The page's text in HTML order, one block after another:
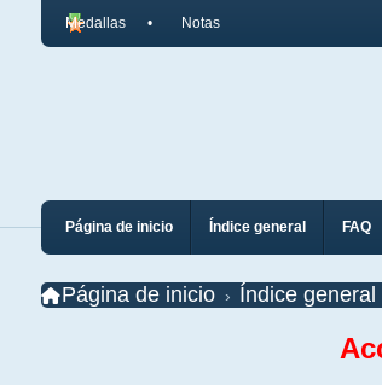
Medallas Notas
Página de inicio Índice general FAQ
Página de inicio Índice general